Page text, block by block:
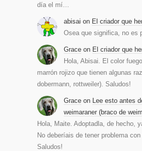
día el mí…
abisai on El criador que
Osea que significa, no es
Grace on El criador que
Hola, Abisai. El color
marrón rojizo que tienen algunas
dobermann, rottweiler). Saludos!
Grace on
Lee esto antes
weimaraner (braco de
Hola, Maite. Adoptadla, de hecho,
No deberíais de tener problema con
Saludos!